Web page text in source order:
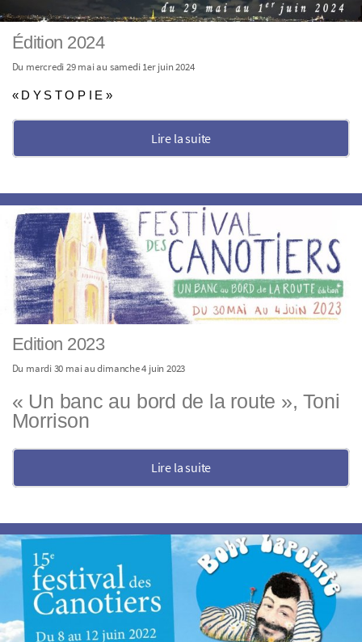
Édition 2024
Du mercredi 29 mai au samedi 1er juin 2024
« D Y S T O P I E »
Lire la suite
Edition 2023
Du mardi 30 mai au dimanche 4 juin 2023
« Un banc au bord de la route », Toni
Morrison
Lire la suite